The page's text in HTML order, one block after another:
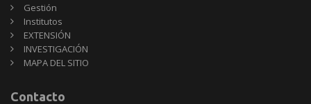
Gestión
Institutos
EXTENSIÓN
INVESTIGACIÓN
MAPA DEL SITIO
Contacto